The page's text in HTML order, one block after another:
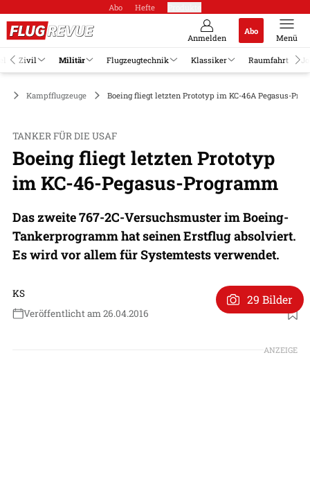
Abo Hefte
Anmelden
Abo
Menü
Zivil Militär Flugzeugtechnik Klassiker Raumfahrt
Kampfflugzeuge Boeing fliegt letzten Prototyp im KC-46A Pegasus-
TANKER FÜR DIE USAF
Boeing fliegt letzten Prototyp
im KC-46-Pegasus-Programm
Das zweite 767-2C-Versuchsmuster im Boeing-
Tankerprogramm hat seinen Erstflug absolviert.
Es wird vor allem für Systemtests verwendet.
KS
Veröffentlicht am 26.04.2016
29 Bilder
ANZEIGE